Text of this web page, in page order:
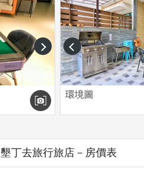
next prev
環境圖
墾丁去旅行旅店－房價表